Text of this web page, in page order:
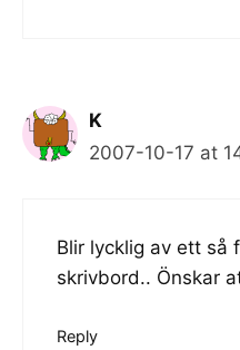
K
2007-10-17 at
Blir lycklig av ett så
skrivbord.. Önskar
Reply